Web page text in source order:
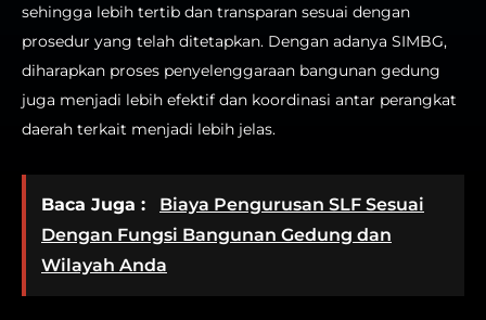
sehingga lebih tertib dan transparan sesuai dengan
prosedur yang telah ditetapkan. Dengan adanya SIMBG,
diharapkan proses penyelenggaraan bangunan gedung
juga menjadi lebih efektif dan koordinasi antar perangkat
daerah terkait menjadi lebih jelas.
Baca Juga :
Biaya Pengurusan SLF Sesuai
Dengan Fungsi Bangunan Gedung dan
Wilayah Anda